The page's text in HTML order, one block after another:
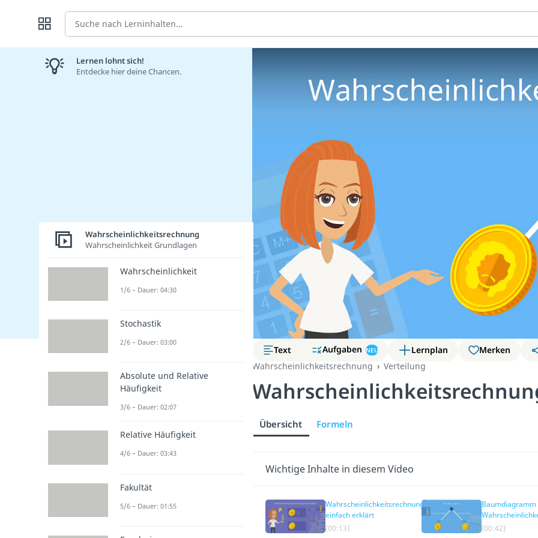
Suche
Text Aufgaben NEU Lernplan Merken
Wahrscheinlichkeitsrechnung
Verteilung
Übersicht Formeln
Wichtige Inhalte in diesem Video
Wahrscheinlichkeitsrechnung
einfach erklärt
(00:13)
Baumdiagramm
(00:42)
Lernen lohnt sich!
Entdecke hier deine Chancen.
Wahrscheinlichkeitsrechnung
Wahrscheinlichkeit Grundlagen
Wahrscheinlichkeit
1/6 – Dauer: 04:30
Stochastik
2/6 – Dauer: 03:00
Absolute und Relative
Häufigkeit
3/6 – Dauer: 02:07
Relative Häufigkeit
4/6 – Dauer: 03:43
Fakultät
5/6 – Dauer: 01:55